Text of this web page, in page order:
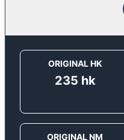
ORIGINAL HK
235 hk
ORIGINAL NM